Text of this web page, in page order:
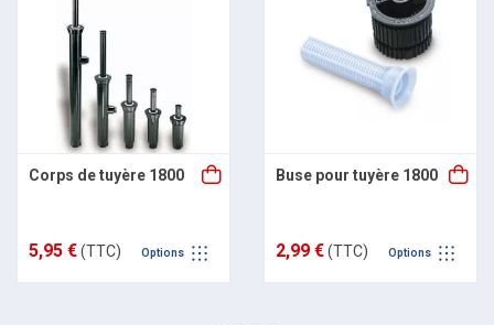
Corps de tuyère 1800
5,95 €(TTC) Options
Buse pour tuyère 1800
2,99 €(TTC) Options